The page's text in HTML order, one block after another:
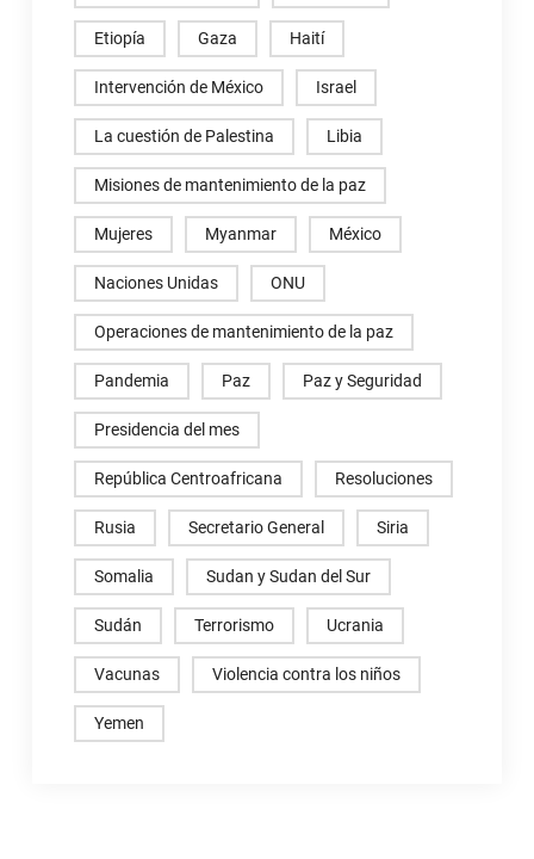
Etiopía Gaza Haití
Intervención de México Israel
La cuestión de Palestina Libia
Misiones de mantenimiento de la paz
Mujeres Myanmar México
Naciones Unidas ONU
Operaciones de mantenimiento de la paz
Pandemia Paz Paz y Seguridad
Presidencia del mes
República Centroafricana Resoluciones
Rusia Secretario General Siria
Somalia Sudan y Sudan del Sur
Sudán Terrorismo Ucrania
Vacunas Violencia contra los niños
Yemen